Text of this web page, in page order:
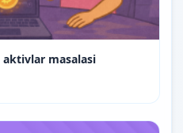
masalasi